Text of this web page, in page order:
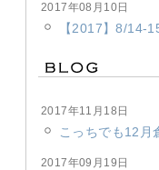
2017年08月10日
【2017】8/14-
2017年11月18日
こっちでも12月
2017年09月19日